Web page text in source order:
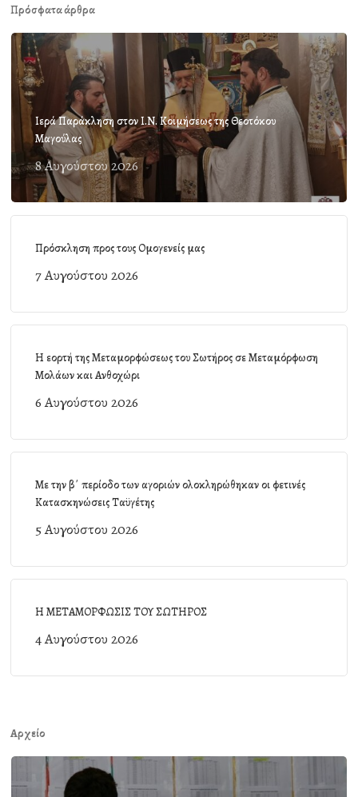
Πρόσφατα άρθρα
Ιερά Παράκληση στον Ι.Ν. Κοιμήσεως της Θεοτόκου
Μαγούλας
8 Αυγούστου 2026
Πρόσκληση προς τους Ομογενείς μας
7 Αυγούστου 2026
Η εορτή της Μεταμορφώσεως του Σωτήρος σε Μεταμόρφωση
Μολάων και Ανθοχώρι
6 Αυγούστου 2026
Με την β΄ περίοδο των αγοριών ολοκληρώθηκαν οι φετινές
Κατασκηνώσεις Ταϋγέτης
5 Αυγούστου 2026
Η ΜΕΤΑΜΟΡΦΩΣΙΣ ΤΟΥ ΣΩΤΗΡΟΣ
4 Αυγούστου 2026
Αρχείο